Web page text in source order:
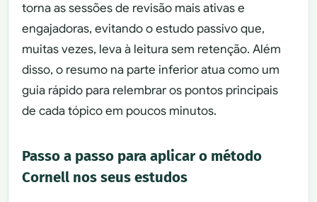
torna as sessões de revisão mais ativas e
engajadoras, evitando o estudo passivo que,
muitas vezes, leva à leitura sem retenção. Além
disso, o resumo na parte inferior atua como um
guia rápido para relembrar os pontos principais
de cada tópico em poucos minutos.
Passo a passo para aplicar o método
Cornell nos seus estudos